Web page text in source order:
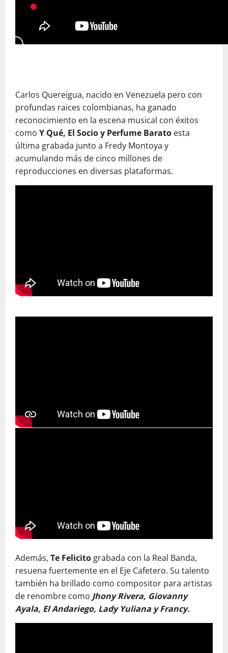
Carlos Quereigua, nacido en Venezuela pero con
profundas raices colombianas, ha ganado
reconocimiento en la escena musical con éxitos
como Y Qué, El Socio y Perfume Barato esta
última grabada junto a Fredy Montoya y
acumulando más de cinco millones de
reproducciones en diversas plataformas.
Además, Te Felicito grabada con la Real Banda,
resuena fuertemente en el Eje Cafetero. Su talento
también ha brillado como compositor para artistas
de renombre como Jhony Rivera, Giovanny
Ayala, El Andariego, Lady Yuliana y Francy.